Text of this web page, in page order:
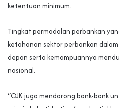
ketentuan minimum.
Tingkat permodalan perbankan
ketahanan sektor perbankan
depan serta kemampuannya
nasional.
“OJK juga mendorong bank-bank